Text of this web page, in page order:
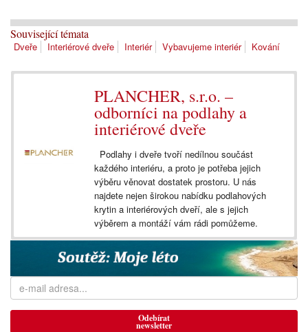
Související témata
Dveře Interiérové dveře Interiér Vybavujeme interiér Kování
PLANCHER, s.r.o. –
odborníci na podlahy a
interiérové dveře
Podlahy i dveře tvoří nedílnou součást
každého interiéru, a proto je potřeba jejich
výběru věnovat dostatek prostoru. U nás
najdete nejen širokou nabídku podlahových
krytin a interiérových dveří, ale s jejich
výběrem a montáží vám rádi pomůžeme.
Odebírat
newsletter